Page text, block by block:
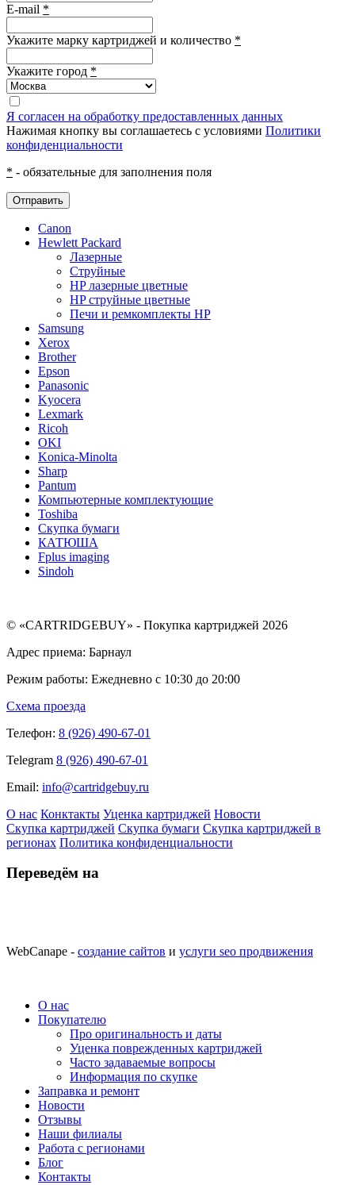
E-mail *
Укажите марку картриджей и количество *
Укажите город *
Я согласен на обработку предоставленных данных
Нажимая кнопку вы соглашаетесь с условиями Политики
конфиденциальности
* - обязательные для заполнения поля
Отправить
Canon
Hewlett Packard
Лазерные
Струйные
HP лазерные цветные
HP струйные цветные
Печи и ремкомплекты HP
Samsung
Xerox
Brother
Epson
Panasonic
Kyocera
Lexmark
Ricoh
OKI
Konica-Minolta
Sharp
Pantum
Компьютерные комплектующие
Toshiba
Скупка бумаги
КАТЮША
Fplus imaging
Sindoh
© «CARTRIDGEBUY» - Покупка картриджей 2026
Адрес приема: Барнаул
Режим работы: Ежедневно с 10:30 до 20:00
Схема проезда
Телефон: 8 (926) 490-67-01
Telegram 8 (926) 490-67-01
Email: info@cartridgebuy.ru
О нас Конктакты Уценка картриджей Новости
Скупка картриджей Скупка бумаги Скупка картриджей в
регионах Политика конфиденциальности
Переведём на
WebCanape - создание сайтов и услуги seo продвижения
О нас
Покупателю
Про оригинальность и даты
Уценка поврежденных картриджей
Часто задаваемые вопросы
Информация по скупке
Заправка и ремонт
Новости
Отзывы
Наши филиалы
Работа с регионами
Блог
Контакты